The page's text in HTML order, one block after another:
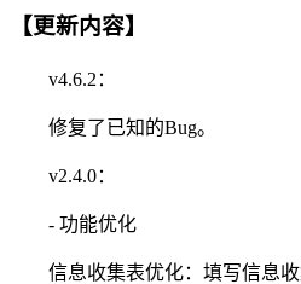
【更新内容】
v4.6.2：
修复了已知的Bug。
v2.4.0：
- 功能优化
信息收集表优化：填写信息收